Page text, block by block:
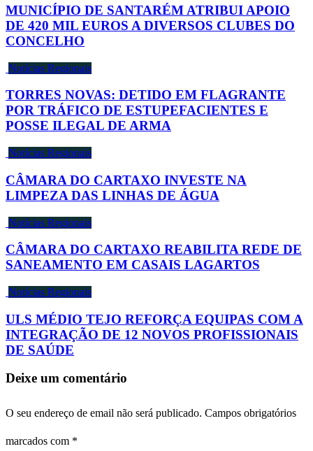
MUNICÍPIO DE SANTARÉM ATRIBUI APOIO
DE 420 MIL EUROS A DIVERSOS CLUBES DO
CONCELHO
Notícias Regionais
TORRES NOVAS: DETIDO EM FLAGRANTE
POR TRÁFICO DE ESTUPEFACIENTES E
POSSE ILEGAL DE ARMA
Notícias Regionais
CÂMARA DO CARTAXO INVESTE NA
LIMPEZA DAS LINHAS DE ÁGUA
Notícias Regionais
CÂMARA DO CARTAXO REABILITA REDE DE
SANEAMENTO EM CASAIS LAGARTOS
Notícias Regionais
ULS MÉDIO TEJO REFORÇA EQUIPAS COM A
INTEGRAÇÃO DE 12 NOVOS PROFISSIONAIS
DE SAÚDE
Deixe um comentário
O seu endereço de email não será publicado. Campos obrigatórios
marcados com *